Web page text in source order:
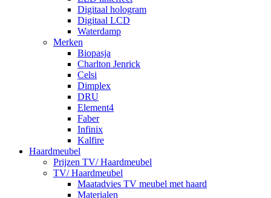
Digitaal hologram
Digitaal LCD
Waterdamp
Merken
Biopasja
Charlton Jenrick
Celsi
Dimplex
DRU
Element4
Faber
Infinix
Kalfire
Haardmeubel
Prijzen TV/ Haardmeubel
TV/ Haardmeubel
Maatadvies TV meubel met haard
Materialen